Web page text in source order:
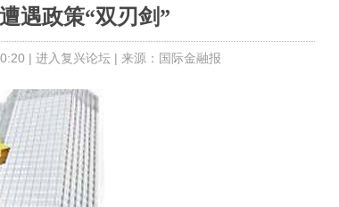
遇政策“双刃剑”
| 进入复兴论坛| 来源：国际金融报